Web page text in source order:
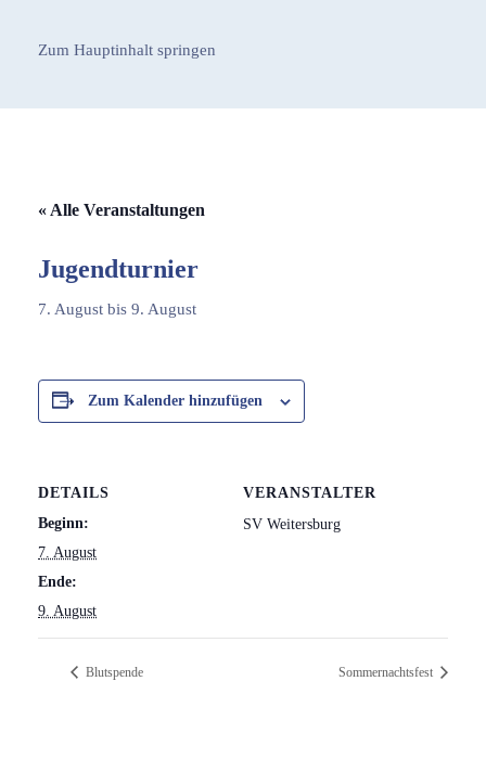
Zum Hauptinhalt springen
« Alle Veranstaltungen
Jugendturnier
7. August bis 9. August
Zum Kalender hinzufügen
DETAILS
Beginn:
7. August
Ende:
9. August
VERANSTALTER
SV Weitersburg
Blutspende Sommernachtsfest